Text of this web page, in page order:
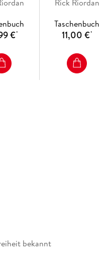
€*
Göttin
Rick Riordan
Taschenbuch
11,00 €*
bekannt